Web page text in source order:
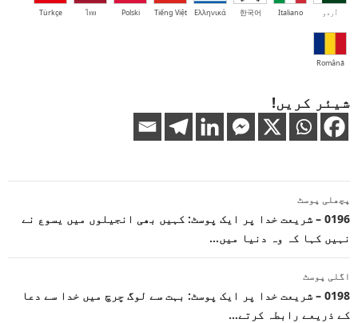
اُردو Italiano
한국어
Ελληνικά
Tiếng Việt
Polski
ไทย
Türkçe
Română
شیئر کریں!
پوسٹوں
کی
نیویگیشن
پچھلی پوسٹ
0196 – شریعت خدا پر ایک پوسٹ: کہیں بھی انجیلوں میں یسوع نے
نہیں کہا کہ وہ دنیا میں…
اگلی پوسٹ
0198 – شریعت خدا پر ایک پوسٹ: بہت سے لوگ چرچ میں خدا سے دعا
کے ذریعے رابطہ کرتے…